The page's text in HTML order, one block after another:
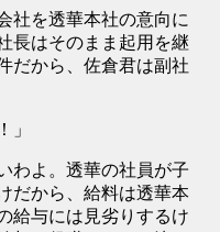
社を透華本社の意向に
長はそのまま起用を継
だから、佐倉君は副社
」
わよ。透華の社員が子
だから、給料は透華本
給与には見劣りするけ